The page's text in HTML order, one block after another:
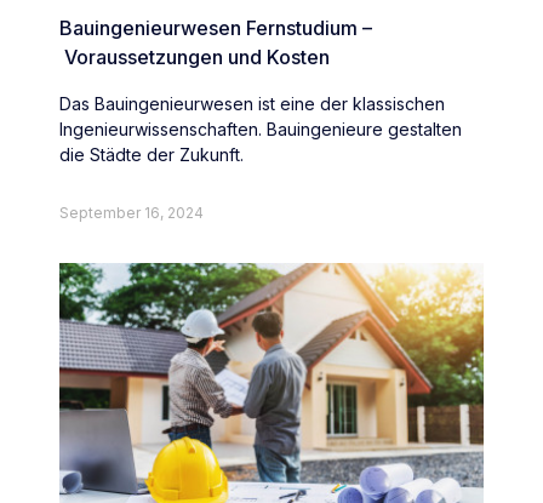
Bauingenieurwesen Fernstudium –
Voraussetzungen und Kosten
Das Bauingenieurwesen ist eine der klassischen
Ingenieurwissenschaften. Bauingenieure gestalten
die Städte der Zukunft.
September 16, 2024